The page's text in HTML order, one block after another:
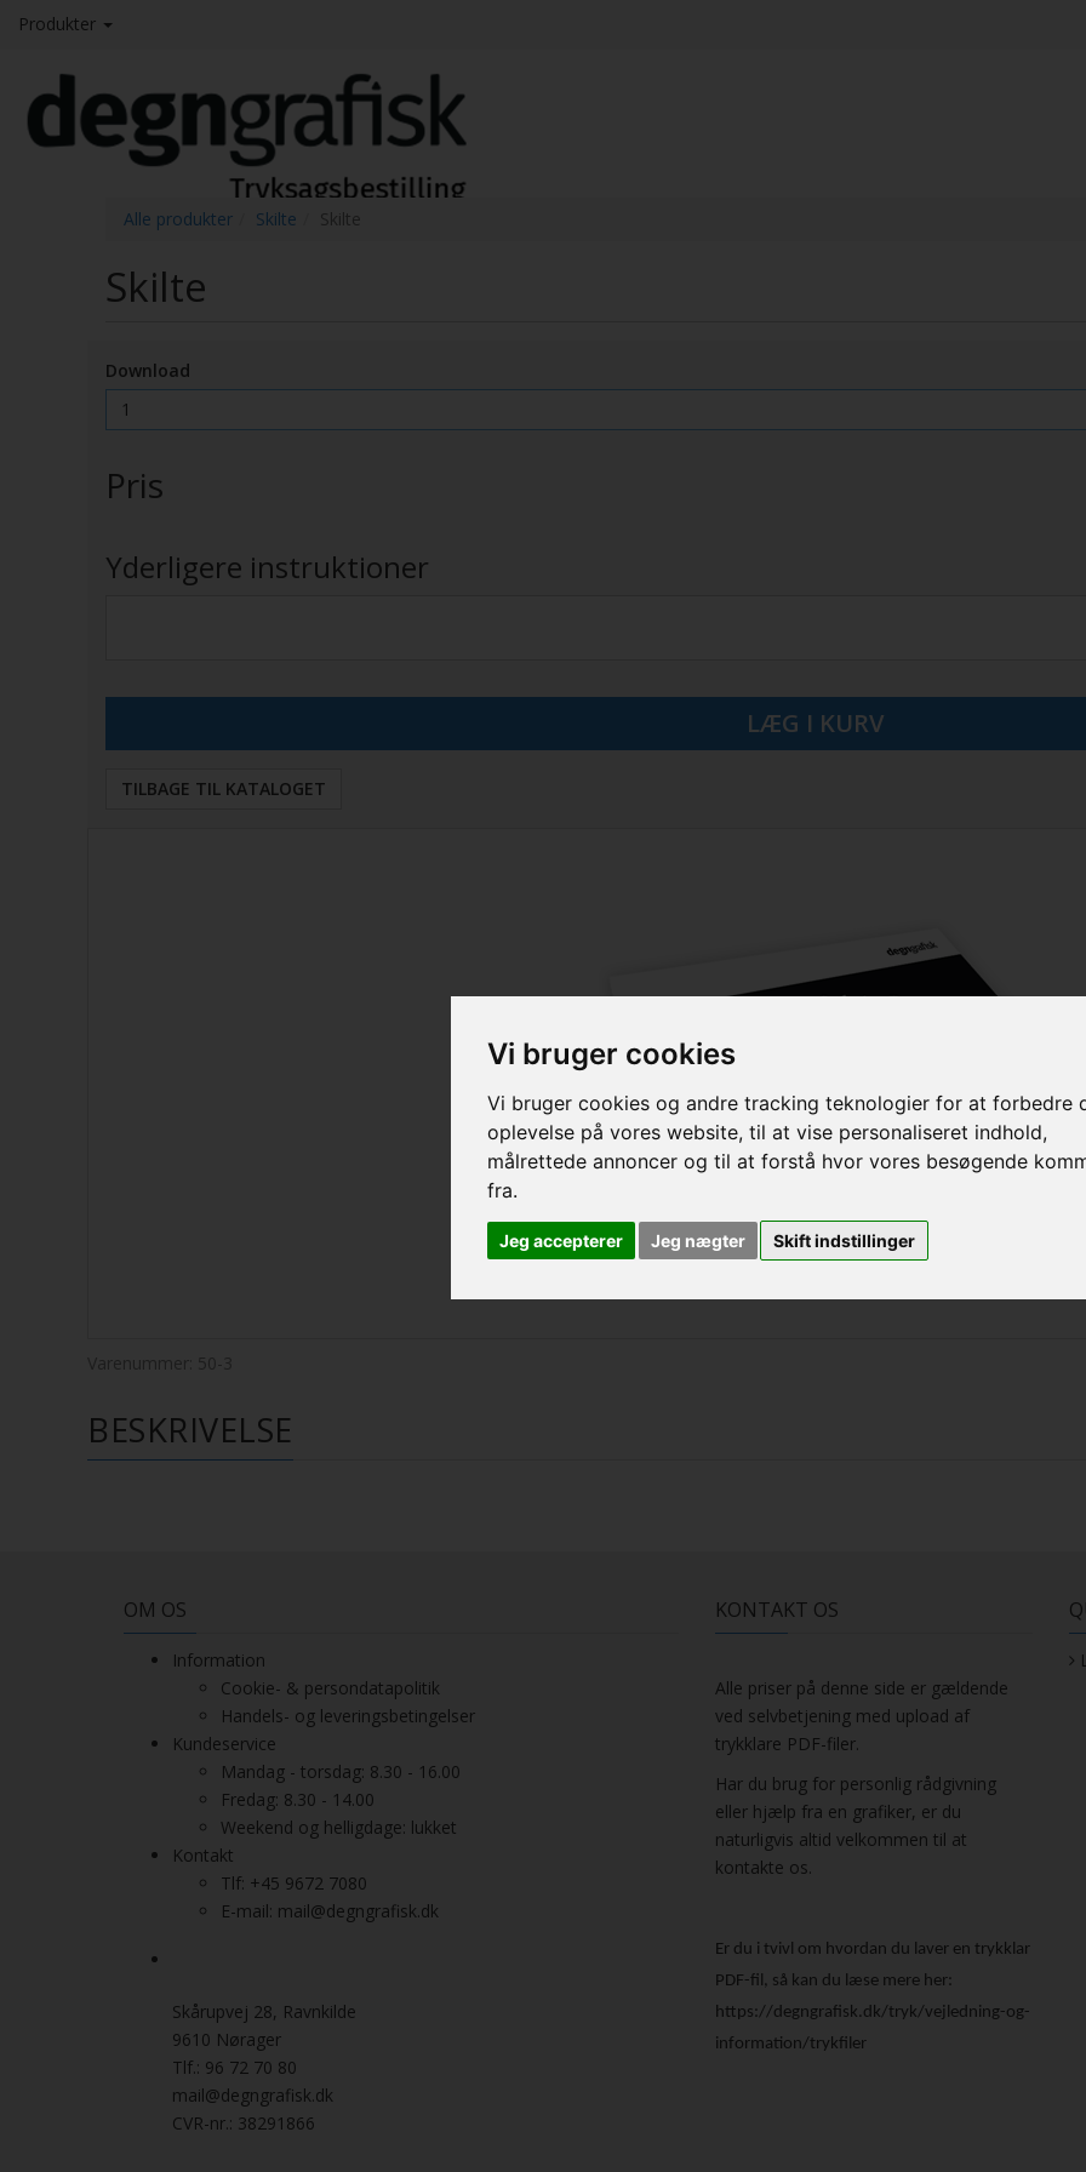
Vi bruger cookies
Vi bruger cookies og andre tracking teknologier for at forbedre
oplevelse på vores website, til at vise personaliseret indhold,
målrettede annoncer og til at forstå hvor vores besøgende
fra.
Jeg accepterer Jeg nægter Skift indstillinger
Produkter
Alle produkter Skilte Skilte
Skilte
Download
Pris
Yderligere instruktioner
TILBAGE TIL KATALOGET
BESKRIVELSE
OM OS
Information
Cookie- & persondatapolitik
Handels- og leveringsbetingelser
Kundeservice
Mandag - torsdag: 8.30 - 16.00
Fredag: 8.30 - 14.00
Weekend og helligdage: lukket
Kontakt
Tlf: +45 9672 7080
E-mail: mail@degngrafisk.dk
Skårupvej 28, Ravnkilde
9610 Nørager
Tlf.: 96 72 70 80
mail@degngrafisk.dk
CVR-nr.: 38291866
KONTAKT OS
Alle priser på denne side er gældende
ved selvbetjening med upload af
trykklare PDF-filer.
Har du brug for personlig rådgivning
eller hjælp fra en grafiker, er du
naturligvis altid velkommen til at
kontakte os.
Er du i tvivl om hvordan du laver en trykklar
PDF-fil, så kan du læse mere her:
https://degngrafisk.dk/tryk/vejledning-og-
information/trykfiler